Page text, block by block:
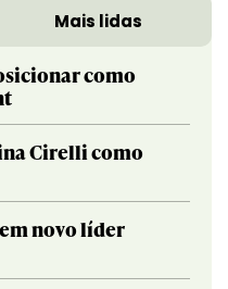
Mais lidas
como
Cirelli como
novo líder